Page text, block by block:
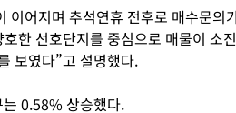
이어지며 추석연휴 전후로 매수문의
한 선호단지를 중심으로 매물이 소
보였다”고 설명했다.
0.58% 상승했다.